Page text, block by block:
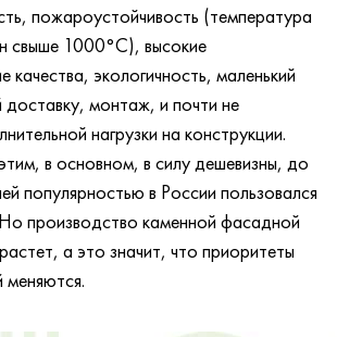
пожароустойчивость (температура
свыше 1000°С), высокие
качества, экологичность, маленький
монтаж, и почти не
нагрузки на конструкции.
в основном, в силу дешевизны, до
популярностью в России пользовался
производство каменной фасадной
а это значит, что приоритеты
меняются.